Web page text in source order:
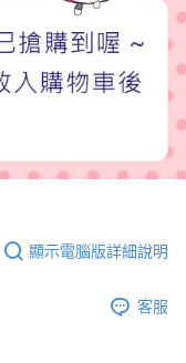
顯示電腦版詳細說明
客服